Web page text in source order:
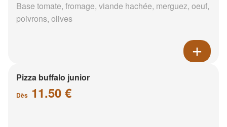
Base tomate, fromage, viande hachée, merguez, oeuf,
poivrons, olives
Pizza buffalo junior
Dès 11.50 €